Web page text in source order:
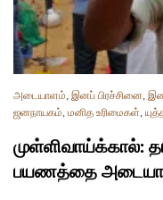
அடையாளம், இனப் பிரச்சினை,
ஜனநாயகம், மனித உரிமைகள்,
முள்ளிவாய்க்கால்:
பயணத்தை